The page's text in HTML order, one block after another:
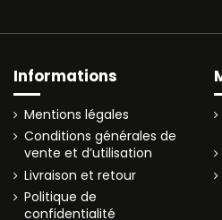
Informations
Mentions légales
Conditions générales de
vente et d’utilisation
Livraison et retour
Politique de
confidentialité